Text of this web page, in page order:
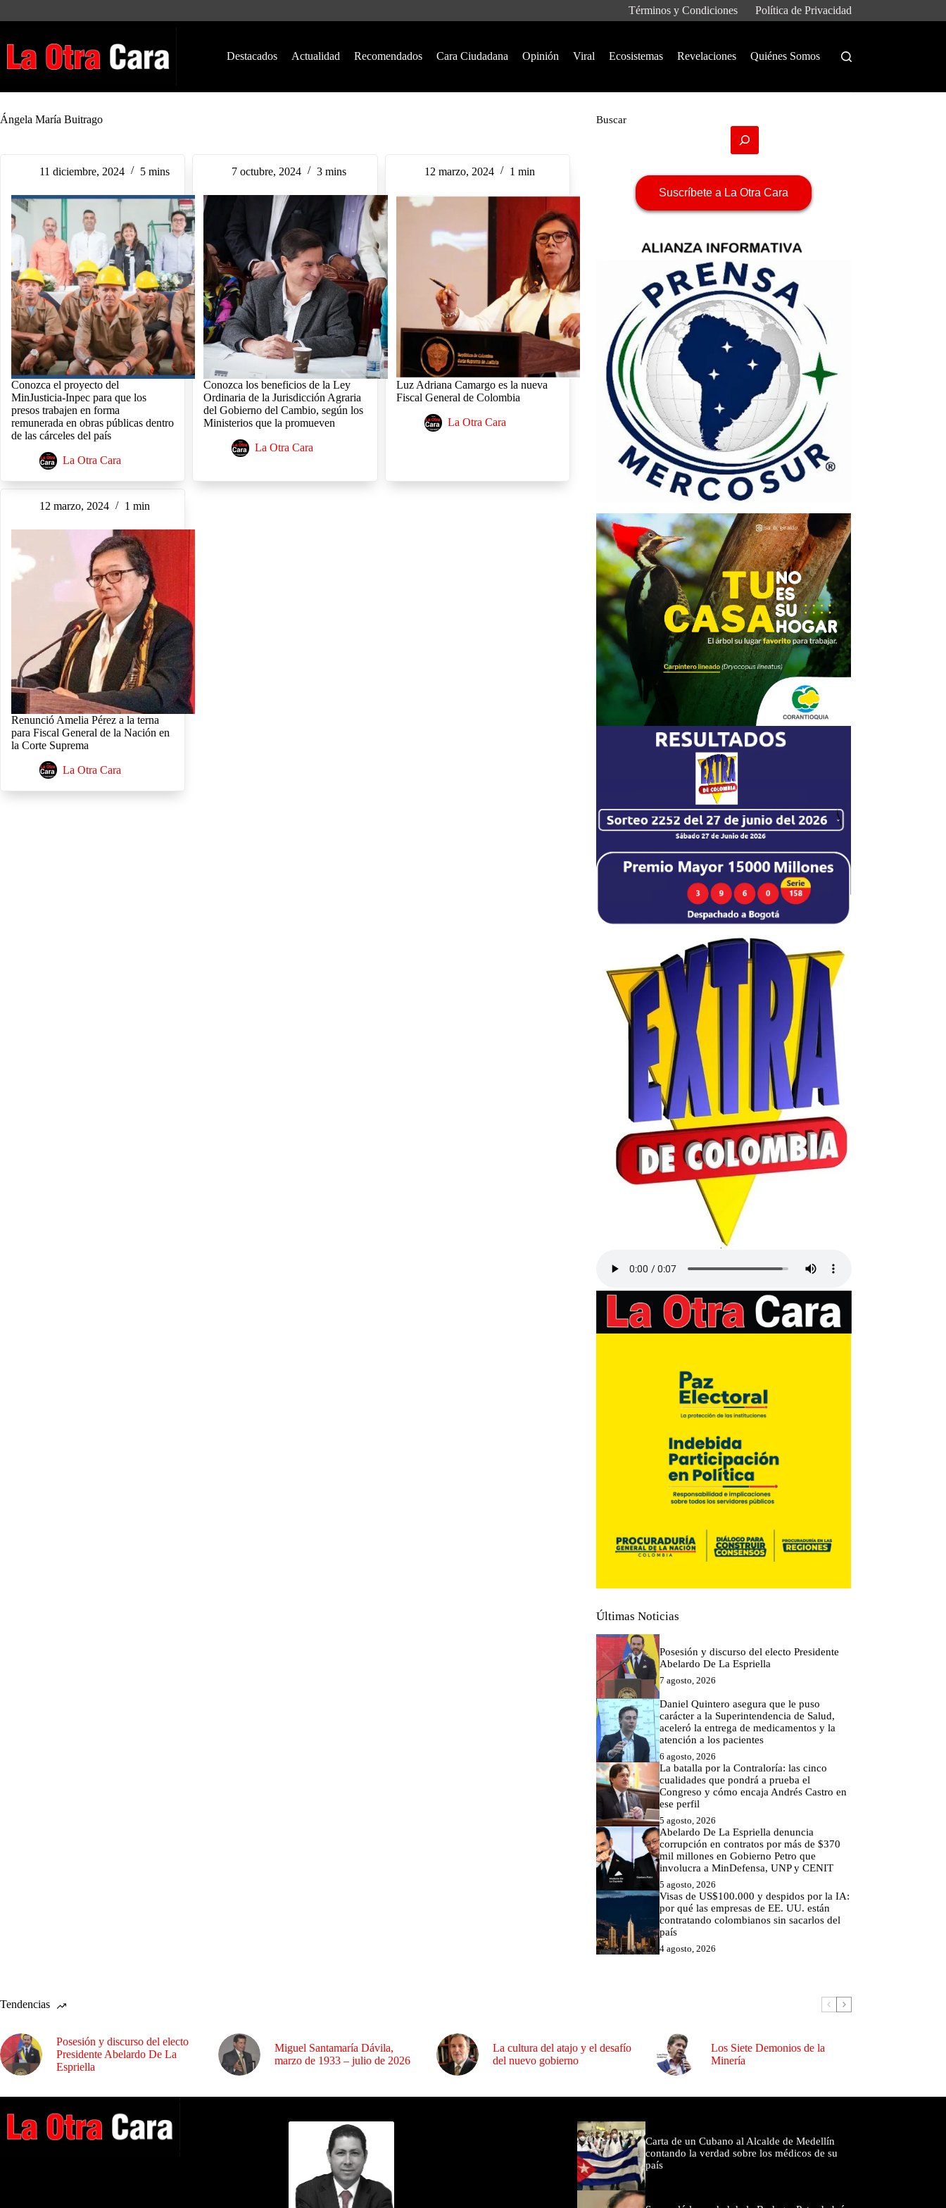
Términos y Condiciones Política de Privacidad
Destacados Actualidad Recomendados Cara Ciudadana Opinión Viral Ecosistemas Revelaciones Quiénes Somos
Ángela María Buitrago
11 diciembre, 2024 5 mins
Conozca el proyecto del
MinJusticia-Inpec para que los
presos trabajen en forma
remunerada en obras públicas dentro
de las cárceles del país
La Otra Cara
7 octubre, 2024 3 mins
Conozca los beneficios de la Ley
Ordinaria de la Jurisdicción Agraria
del Gobierno del Cambio, según los
Ministerios que la promueven
La Otra Cara
12 marzo, 2024 1 min
Luz Adriana Camargo es la nueva
Fiscal General de Colombia
La Otra Cara
12 marzo, 2024 1 min
Renunció Amelia Pérez a la terna
para Fiscal General de la Nación en
la Corte Suprema
La Otra Cara
Buscar
Suscríbete a La Otra Cara
Últimas Noticias
Posesión y discurso del electo Presidente
Abelardo De La Espriella
7 agosto, 2026
Daniel Quintero asegura que le puso
carácter a la Superintendencia de Salud,
aceleró la entrega de medicamentos y la
atención a los pacientes
6 agosto, 2026
La batalla por la Contraloría: las cinco
cualidades que pondrá a prueba el
Congreso y cómo encaja Andrés Castro en
ese perfil
5 agosto, 2026
Abelardo De La Espriella denuncia
corrupción en contratos por más de $370
mil millones en Gobierno Petro que
involucra a MinDefensa, UNP y CENIT
5 agosto, 2026
Visas de US$100.000 y despidos por la IA:
por qué las empresas de EE. UU. están
contratando colombianos sin sacarlos del
país
4 agosto, 2026
Tendencias
Posesión y discurso del electo
Presidente Abelardo De La
Espriella
Miguel Santamaría Dávila,
marzo de 1933 – julio de 2026
La cultura del atajo y el desafío
del nuevo gobierno
Los Siete Demonios de la
Minería
Carta de un Cubano al Alcalde de Medellín
contando la verdad sobre los médicos de su
país